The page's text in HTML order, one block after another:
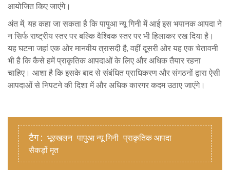
आयोजित किए जाएंगे।
अंत में, यह कहा जा सकता है कि पापुआ न्यू गिनी में आई इस भयानक आपदा ने
न सिर्फ राष्ट्रीय स्तर पर बल्कि वैश्विक स्तर पर भी हिलाकर रख दिया है।
यह घटना जहां एक ओर मानवीय त्रासदी है, वहीं दूसरी ओर यह एक चेतावनी
भी है कि कैसे हमें प्राकृतिक आपदाओं के लिए और अधिक तैयार रहना
चाहिए। आशा है कि इसके बाद से संबंधित प्राधिकरण और संगठनों द्वारा ऐसी
आपदाओं से निपटने की दिशा में और अधिक कारगर कदम उठाए जाएंगे।
टैग : भूस्खलन पापुआ न्यू गिनी प्राकृतिक आपदा
सैकड़ों मृत